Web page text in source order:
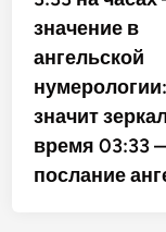
navigation
значение в
ангельской
значит
время 03:33
послание